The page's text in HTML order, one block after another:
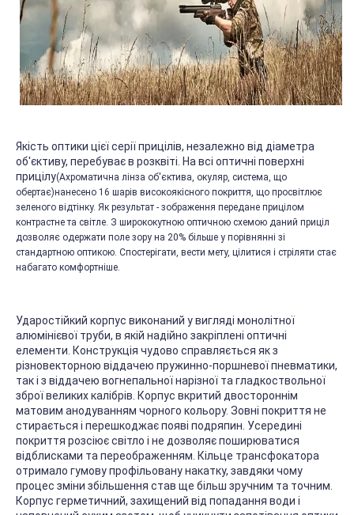
Якість оптики цієї серії прицілів, незалежно від діаметра
об'єктиву, перебуває в розквіті. На всі оптичні поверхні
прицілу(Ахроматична лінза об'єктива, окуляр, система, що
обертає)нанесено 16 шарів високоякісного покриття, що просвітлює
зеленого відтінку. Як результат - зображення передане прицілом
контрастне та світле. З ширококутною оптичною схемою даний приціл
дозволяє одержати поле зору на 20% більше у порівнянні зі
стандартною оптикою. Спостерігати, вести мету, цілитися і стріляти стає
набагато комфортніше.
Ударостійкий корпус виконаний у вигляді монолітної
алюмінієвої труби, в якій надійно закріплені оптичні
елементи. Конструкція чудово справляється як з
різновекторною віддачею пружинно-поршневої пневматики,
так і з віддачею вогнепальної нарізної та гладкоствольної
зброї великих калібрів. Корпус вкритий двостороннім
матовим анодуванням чорного кольору. Зовні покриття не
стирається і перешкоджає появі подряпин. Усередині
покриття розсіює світло і не дозволяє поширюватися
відблисками та переображенням. Кільце трансфокатора
отримало гумову профільовану накатку, завдяки чому
процес зміни збільшення став ще більш зручним та точним.
Корпус герметичний, захищений від попадання води і